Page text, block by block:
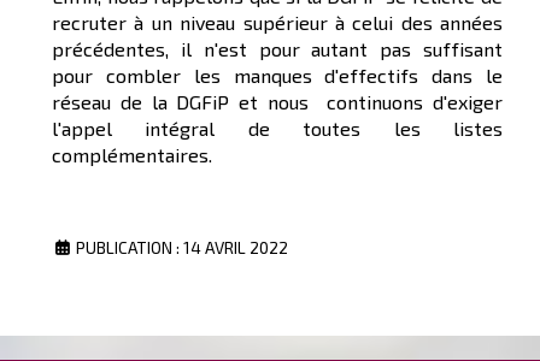
recruter à un niveau supérieur à celui des années
précédentes, il n'est pour autant pas suffisant
pour combler les manques d'effectifs dans le
réseau de la DGFiP et nous continuons d'exiger
l'appel intégral de toutes les listes
complémentaires.
PUBLICATION : 14 AVRIL 2022